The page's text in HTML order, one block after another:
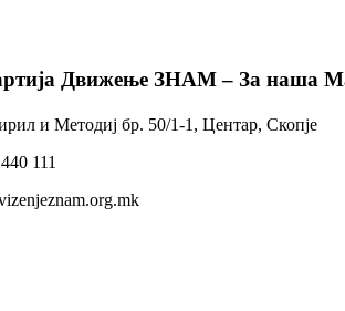
Движење ЗНАМ – За наша
и Методиј бр. 50/1-1, Центар, Скопје
111